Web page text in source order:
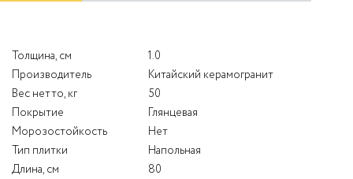
Толщина, см
1.0
Производитель
Китайский керамогранит
Вес нетто, кг
50
Покрытие
Глянцевая
Морозостойкость
Нет
Тип плитки
Напольная
Длина, см
80